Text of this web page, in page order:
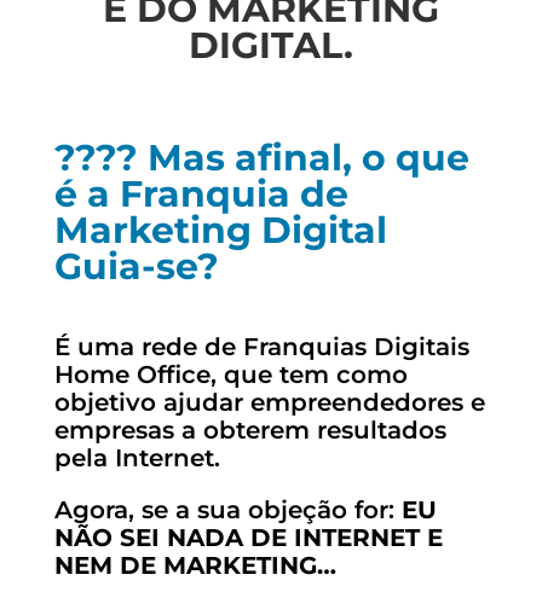
E DO MARKETING
DIGITAL.
???? Mas afinal, o que
é a Franquia de
Marketing Digital
Guia-se?
É uma rede de Franquias Digitais
Home Office, que tem como
objetivo ajudar empreendedores e
empresas a obterem resultados
pela Internet.
Agora, se a sua objeção for: EU
NÃO SEI NADA DE INTERNET E
NEM DE MARKETING…